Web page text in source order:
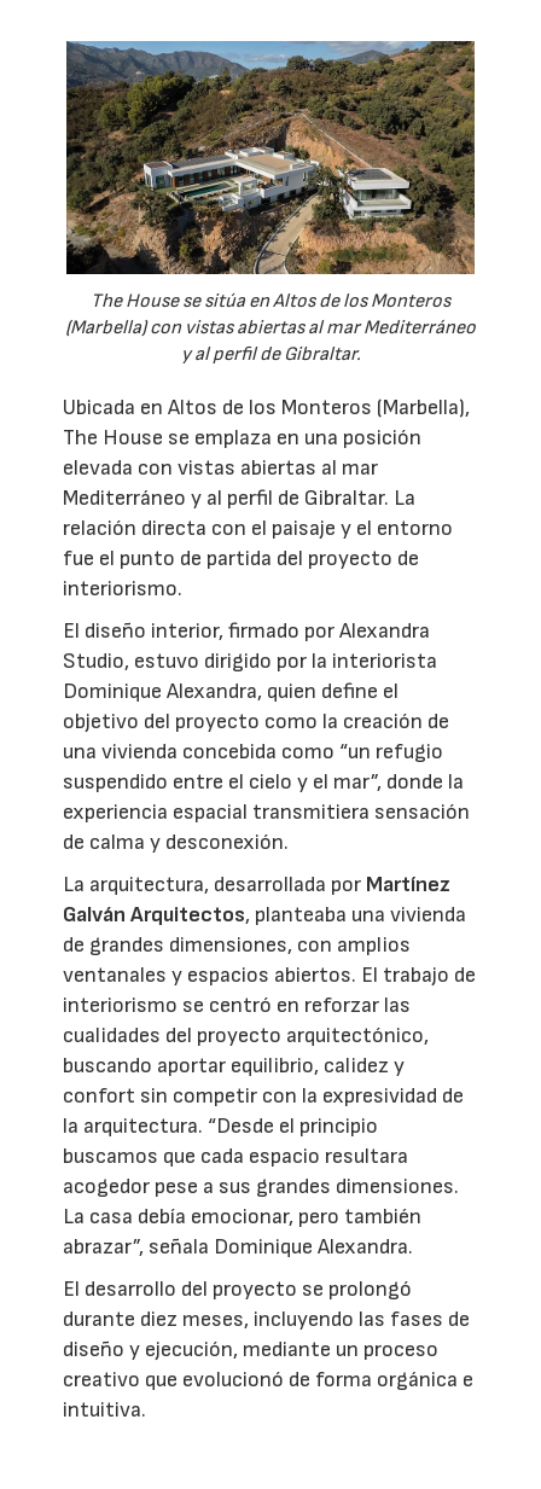
The House se sitúa en Altos de los Monteros
(Marbella) con vistas abiertas al mar Mediterráneo
y al perfil de Gibraltar.
Ubicada en Altos de los Monteros (Marbella),
The House se emplaza en una posición
elevada con vistas abiertas al mar
Mediterráneo y al perfil de Gibraltar. La
relación directa con el paisaje y el entorno
fue el punto de partida del proyecto de
interiorismo.
El diseño interior, firmado por Alexandra
Studio, estuvo dirigido por la interiorista
Dominique Alexandra, quien define el
objetivo del proyecto como la creación de
una vivienda concebida como “un refugio
suspendido entre el cielo y el mar”, donde la
experiencia espacial transmitiera sensación
de calma y desconexión.
La arquitectura, desarrollada por Martínez
Galván Arquitectos, planteaba una vivienda
de grandes dimensiones, con amplios
ventanales y espacios abiertos. El trabajo de
interiorismo se centró en reforzar las
cualidades del proyecto arquitectónico,
buscando aportar equilibrio, calidez y
confort sin competir con la expresividad de
la arquitectura. “Desde el principio
buscamos que cada espacio resultara
acogedor pese a sus grandes dimensiones.
La casa debía emocionar, pero también
abrazar”, señala Dominique Alexandra.
El desarrollo del proyecto se prolongó
durante diez meses, incluyendo las fases de
diseño y ejecución, mediante un proceso
creativo que evolucionó de forma orgánica e
intuitiva.